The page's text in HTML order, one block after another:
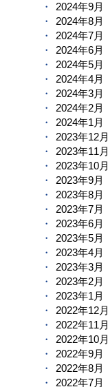
2024年9月
2024年8月
2024年7月
2024年6月
2024年5月
2024年4月
2024年3月
2024年2月
2024年1月
2023年12月
2023年11月
2023年10月
2023年9月
2023年8月
2023年7月
2023年6月
2023年5月
2023年4月
2023年3月
2023年2月
2023年1月
2022年12月
2022年11月
2022年10月
2022年9月
2022年8月
2022年7月